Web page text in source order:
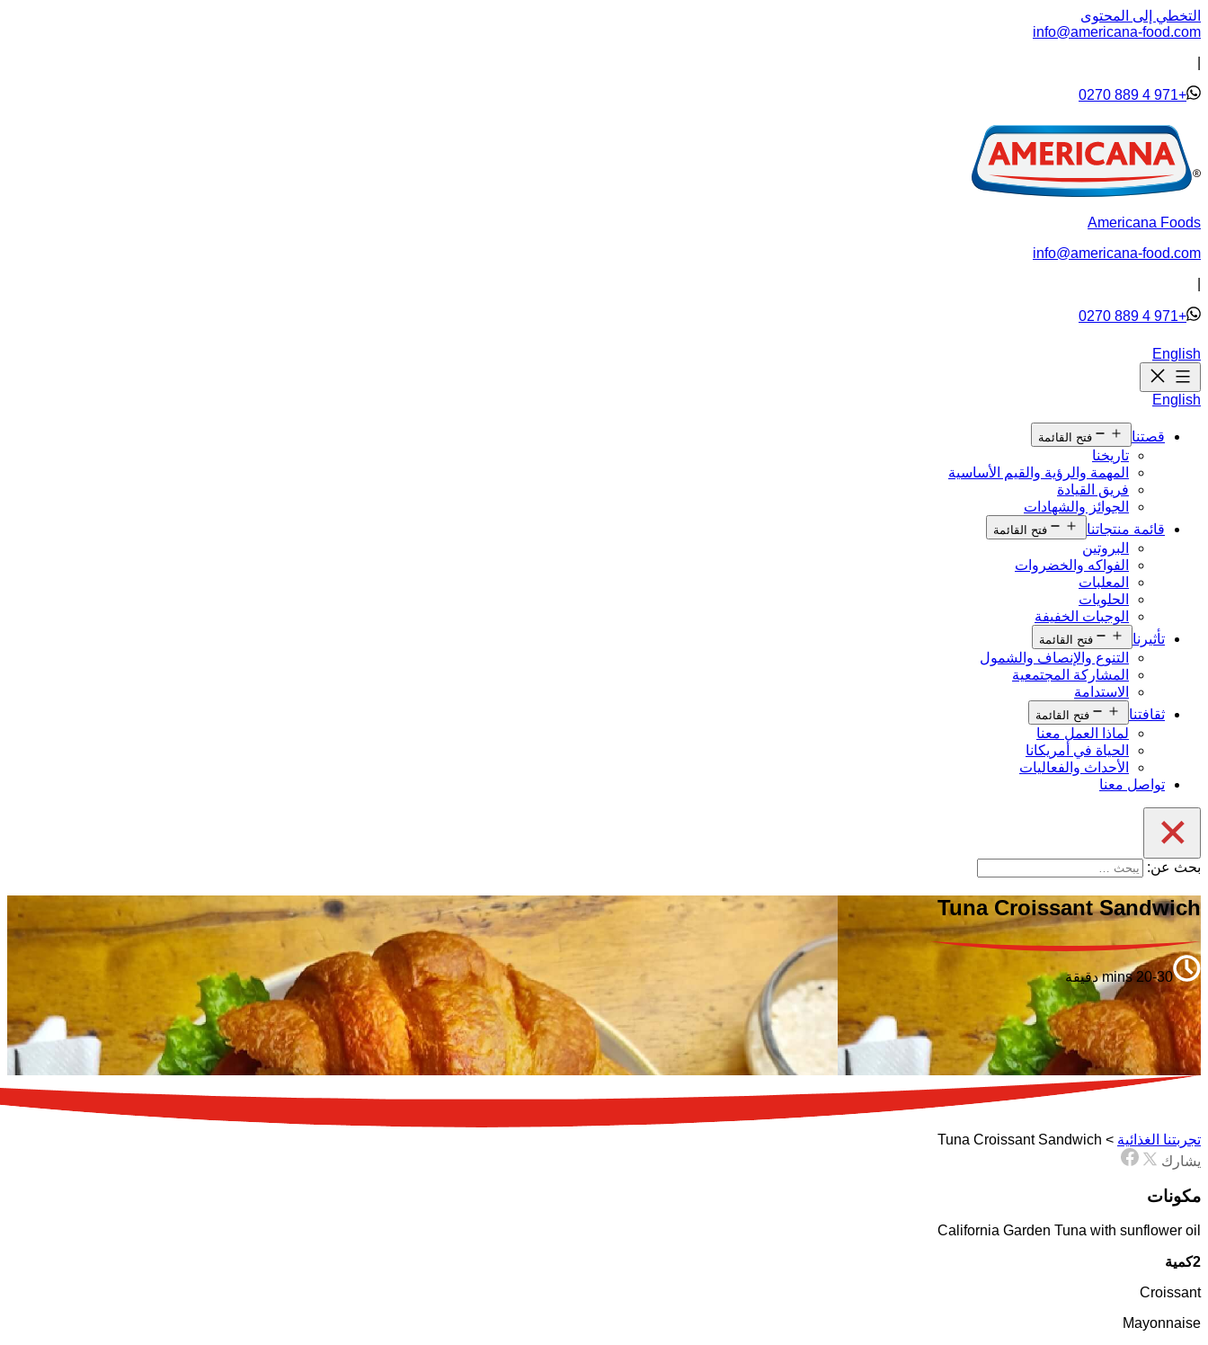
التخطي إلى المحتوى
info@americana-food.com
+971 4 889 0270
Americana Foods
info@americana-food.com
+971 4 889 0270
English
English
قصتنا فتح القائمة
تاريخنا
المهمة والرؤية والقيم الأساسية
فريق القيادة
الجوائز والشهادات
قائمة منتجاتنا
فتح القائمة
البروتين
الفواكه والخضروات
المعلبات
الحلويات
الوجبات الخفيفة
تأثيرنا
فتح القائمة
التنوع والإنصاف والشمول
المشاركة المجتمعية
الاستدامة
ثقافتنا
فتح القائمة
لماذا العمل معنا
الحياة في أمريكانا
الأحداث والفعاليات
تواصل معنا
بحث عن:
Tuna Croissant Sandwich
20-30 mins دقيقة
تجربتنا الغذائية >
Tuna Croissant Sandwich
يشارك
مكونات
California Garden Tuna with sunflower oil
2كمية
Croissant
Mayonnaise